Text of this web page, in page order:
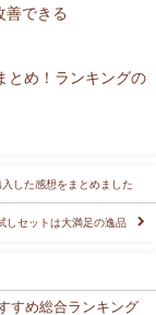
善できる
とめ！ランキングの
した感想をまとめました
しセットは大満足の逸品
すめ総合ランキング